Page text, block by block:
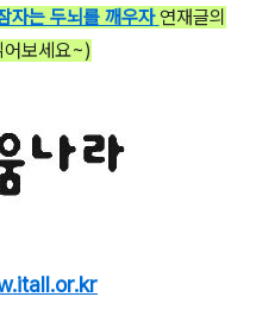
자는 두뇌를 깨우자 연재글의
어보세요~)